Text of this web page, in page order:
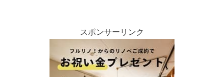
スポンサーリンク